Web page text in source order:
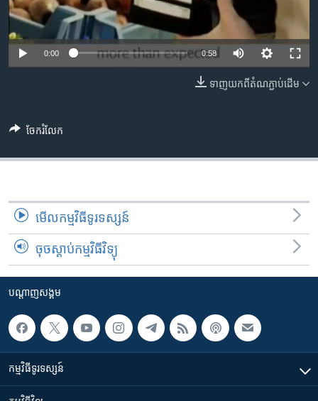
និង​
ចូល​
ទំព័រ​
និង​
ទំព័រ​
ស្វែង​
រក
ទូរទស្សន៍ / វីដេអូ​
វិទ្យុ / ផតខាសថ៍
កម្មវិធីទាំងអស់
ភាសា
0:00 0:58
ទាញ​យក​ពី​តំណភ្ជាប់​ដើម
ចែករំលែក
មើល​កម្មវិធី​ទូរទស្សន៍
ចុចស្តាប់កម្មវិធីវិទ្យុ
បណ្តាញ​សង្គម
កម្មវិធី​ទូរទស្សន៍